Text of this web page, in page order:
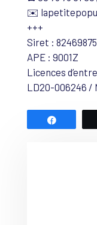
✉️
+++
Siret :
APE : 9001Z
Licences
LD20-006246 /